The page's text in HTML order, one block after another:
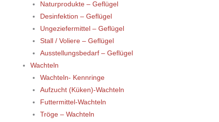
Naturprodukte – Geflügel
Desinfektion – Geflügel
Ungeziefermittel – Geflügel
Stall / Voliere – Geflügel
Ausstellungsbedarf – Geflügel
Wachteln
Wachteln- Kennringe
Aufzucht (Küken)-Wachteln
Futtermittel-Wachteln
Tröge – Wachteln